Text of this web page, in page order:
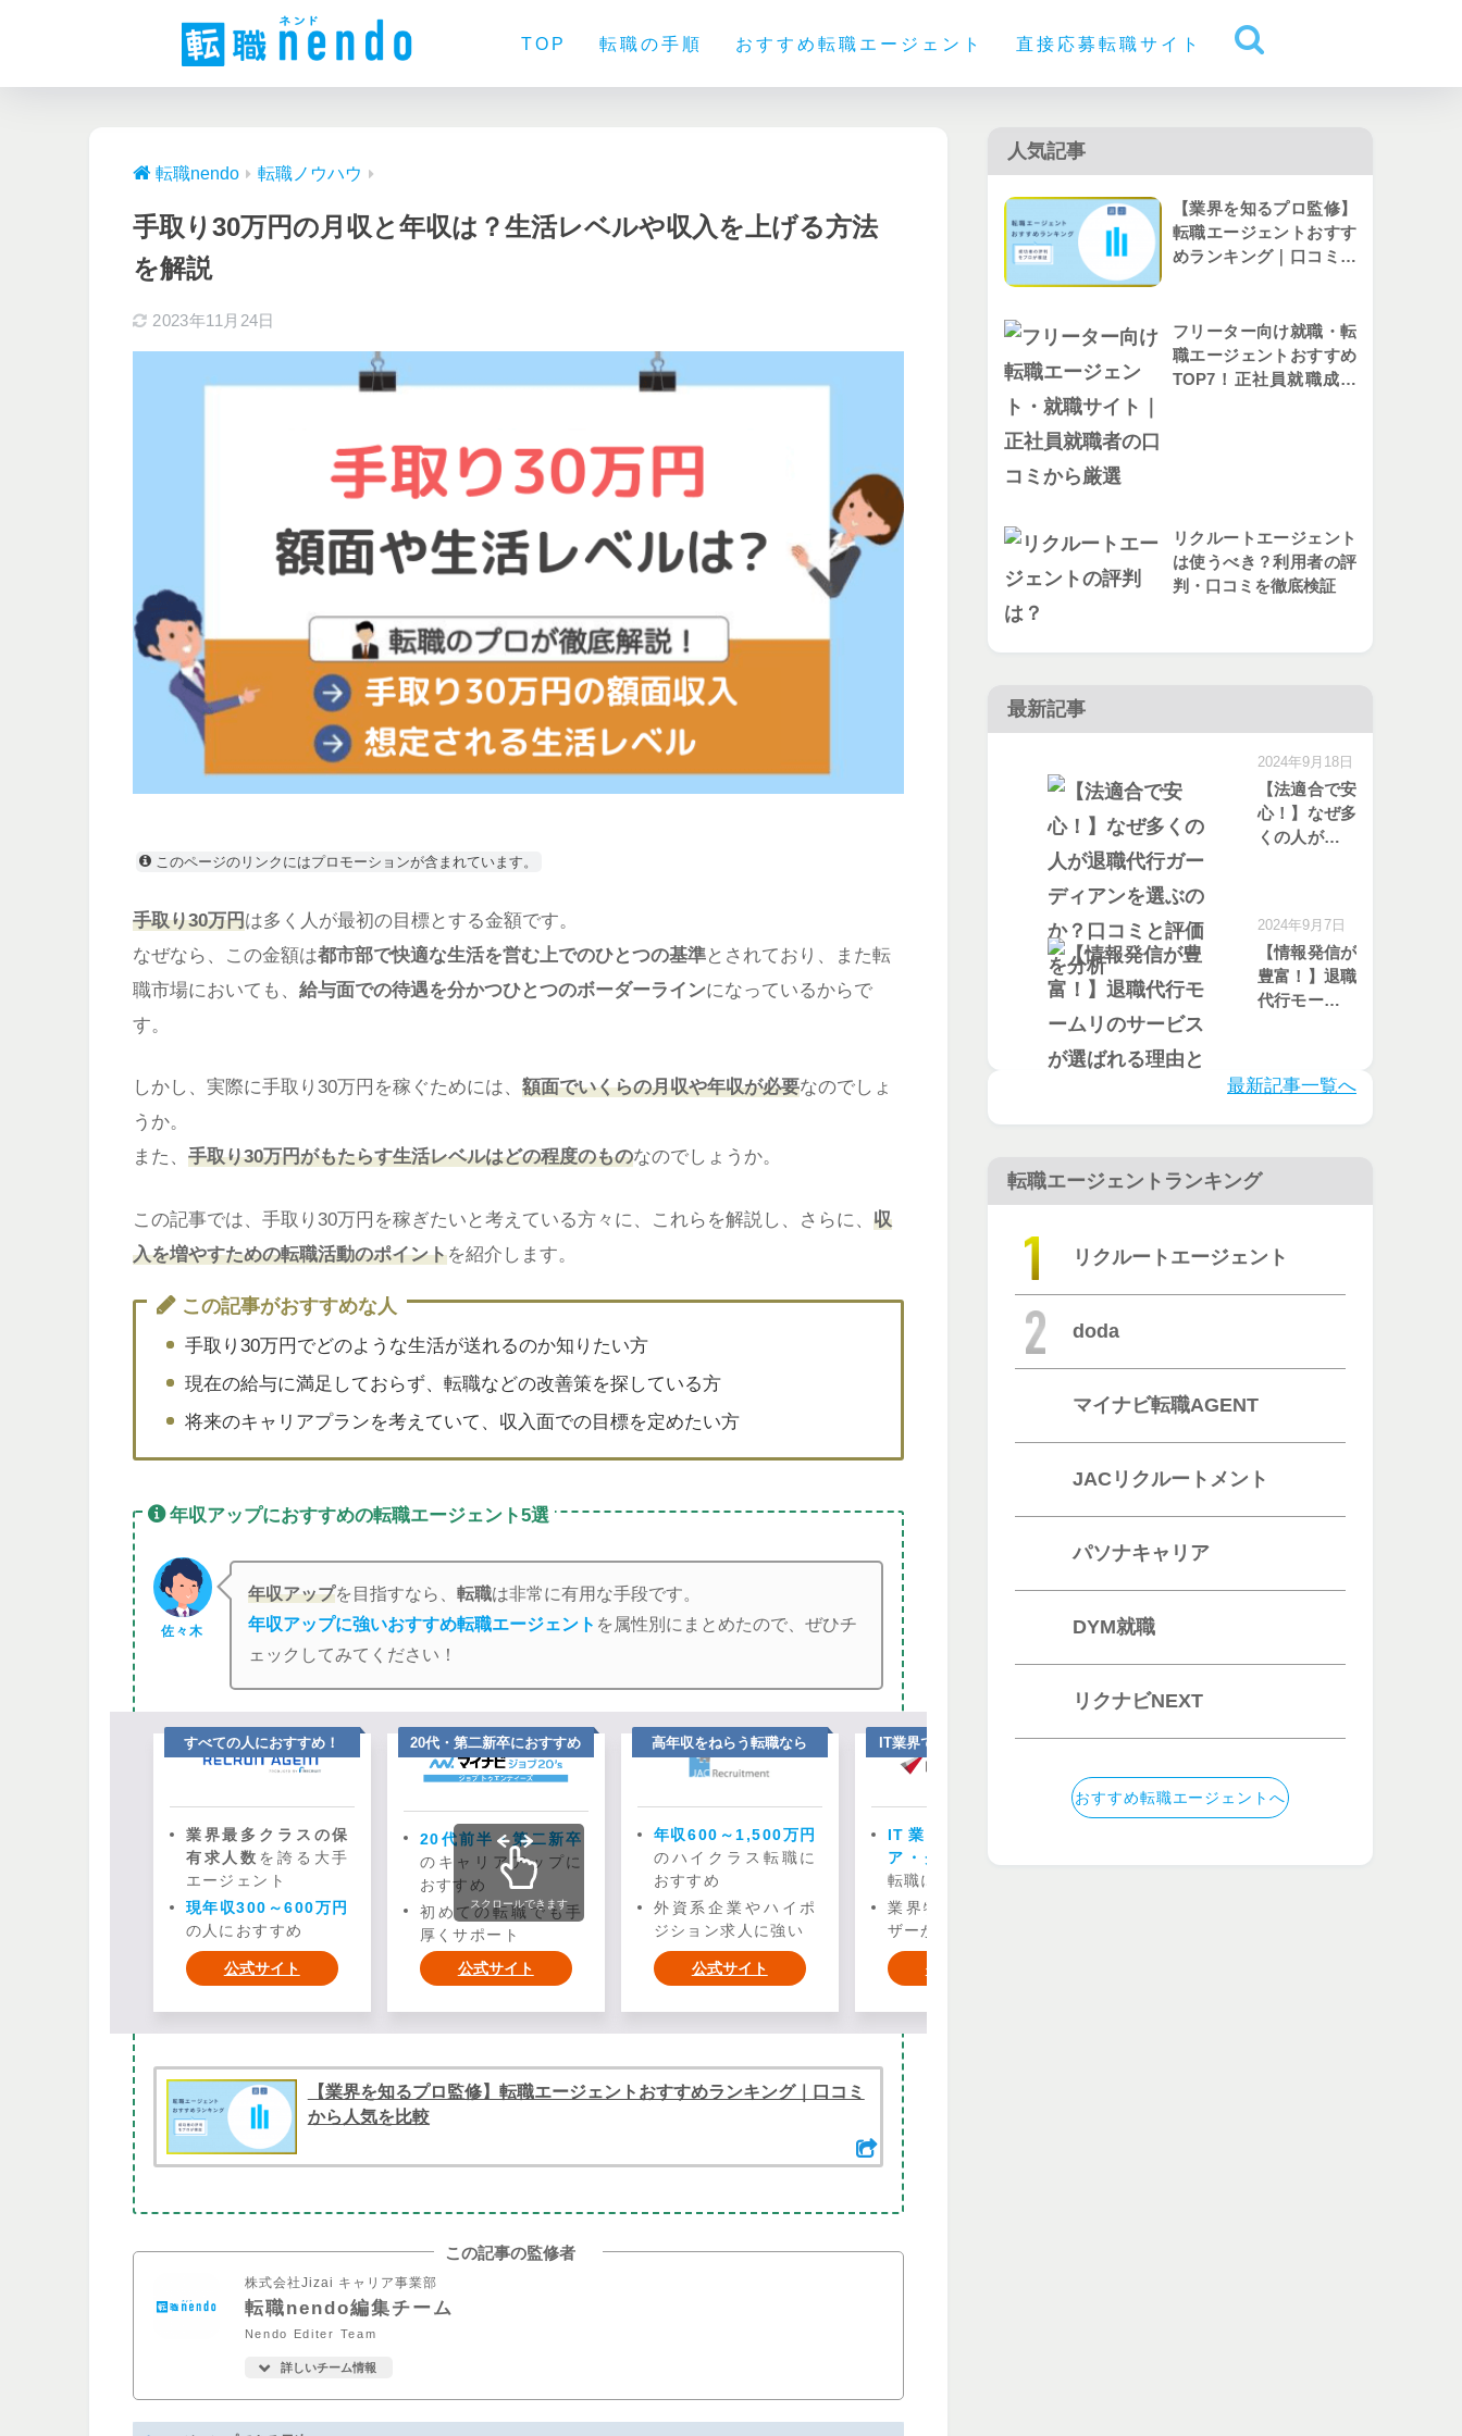
TOP 転職の手順 おすすめ転職エージェント 直接応募転職サイト
転職nendo 転職ノウハウ
手取り30万円の月収と年収は？生活レベルや収入を上げる方法
を解説
2023年11月24日
このページのリンクにはプロモーションが含まれています。
手取り30万円は多く人が最初の目標とする金額です。
なぜなら、この金額は都市部で快適な生活を営む上でのひとつの基準とされており、また転
職市場においても、 給与面での待遇を分かつひとつのボーダーラインになっているからで
す。
しかし、実際に手取り30万円を稼ぐためには、 額面でいくらの月収や年収が必要なのでしょ
うか。
また、 手取り30万円がもたらす生活レベルはどの程度のものなのでしょうか。
この記事では、手取り30万円を稼ぎたいと考えている方々に、これらを解説し、さらに、 収
入を増やすための転職活動のポイントを紹介します。
この記事がおすすめな人
手取り30万円でどのような生活が送れるのか知りたい方
現在の給与に満足しておらず、転職などの改善策を探している方
将来のキャリアプランを考えていて、収入面での目標を定めたい方
年収アップにおすすめの転職エージェント5選
佐々木
年収アップを目指すなら、転職は非常に有用な手段です。
年収アップに強いおすすめ転職エージェント を属性別にまとめたので、ぜひチ
ェックしてみてください！
すべての人におすすめ！
業界最多クラスの保
有求人数 を誇る大手
エージェント
現年収300～600万円
の人におすすめ
公式サイト
20代・第二新卒におすすめ
20代前半・第二新卒
のキャリアアップに
おすすめ
初めての転職でも手
厚くサポート
公式サイト
高年収をねらう転職なら
年収600～1,500万円
のハイクラス転職に
おすすめ
外資系企業やハイポ
ジション求人に強い
公式サイト
IT業界での年収アップなら
IT業界・エンジニ
ア・クリエイター
転職におすすめ
業界特化のアドバイ
ザーが徹底サポート
公式サイト
フリーターの年収アップなら
スクロールできます
【業界を知るプロ監修】転職エージェントおすすめランキング｜口コミ
から人気を比較
この記事の監修者
株式会社Jizai キャリア事業部
転職nendo編集チーム
Nendo Editer Team
詳しいチーム情報
人気記事
【業界を知るプロ監修】
転職エージェントおすす
めランキング｜口コミか
フリーター向け就職・転
職エージェントおすすめ
TOP7！正社員就職成功
リクルートエージェント
は使うべき？利用者の評
判・口コミを徹底検証
最新記事
【法適合で安
心！】なぜ多
くの人が退職
評価を分析
2024年9月18日
【情報発信が
豊富！】退職
代行モームリ
口コミを徹底
2024年9月7日
最新記事一覧へ
転職エージェントランキング
リクルートエージェント
doda
マイナビ転職AGENT
JACリクルートメント
パソナキャリア
DYM就職
リクナビNEXT
おすすめ転職エージェントへ